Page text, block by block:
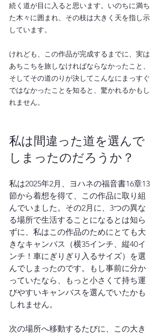
続く道が目に入ると思います。いのちに満ち
た木々に囲まれ、その枝は大きく天を指し示
しています。
けれども、この作品が完成するまでに、実は
あちこちを旅しなければならなかったこと、
そしてその道のりが決してこんなにまっすぐ
ではなかったことを知ると、驚かれるかもし
れません。
私は間違った道を選んで
しまったのだろうか？
私は2025年2月、ヨハネの福音書16章13
節から着想を得て、この作品に取り組
んでいました。その2月に、3つの異な
る場所で生活することになるとは知ら
ずに、私はこの作品のためにとても大
きなキャンバス（横35インチ、縦40イ
ンチ！車にぎりぎり入るサイズ）を選
んでしまったのです。もし事前に分か
っていたなら、もっと小さくて持ち運
びやすいキャンバスを選んでいたかも
しれません。
次の場所へ移動するたびに、この大き